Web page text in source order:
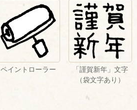
ペイントローラー
「謹賀新年」文字
（袋文字あり）